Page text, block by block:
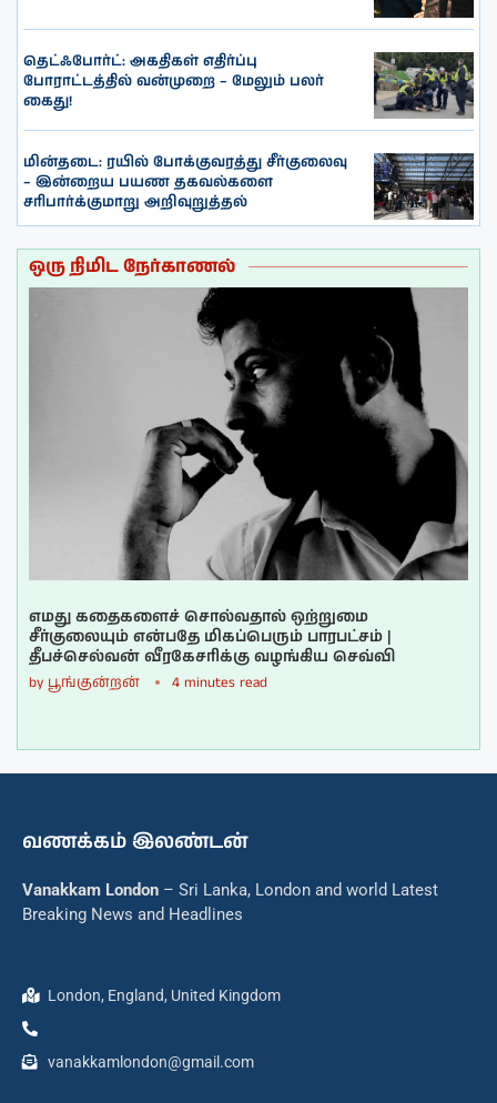
தெட்ஃபோர்ட்: அகதிகள் எதிர்ப்பு
போராட்டத்தில் வன்முறை – மேலும் பலர்
கைது!
மின்தடை: ரயில் போக்குவரத்து சீர்குலைவு
– இன்றைய பயண தகவல்களை
சரிபார்க்குமாறு அறிவுறுத்தல்
ஒரு நிமிட நேர்காணல்
எமது கதைகளைச் சொல்வதால் ஒற்றுமை
சீர்குலையும் என்பதே மிகப்பெரும் பாரபட்சம் |
தீபச்செல்வன் வீரகேசரிக்கு வழங்கிய செவ்வி
by பூங்குன்றன் 4 minutes read
வணக்கம் இலண்டன்
Vanakkam London – Sri Lanka, London and world Latest
Breaking News and Headlines
London, England, United Kingdom
vanakkamlondon@gmail.com